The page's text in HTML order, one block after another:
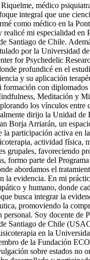
médico
integral que une
como médico en la
realicé mi especialidad en
Santiago de Chile.
por la Universidad
for Psychedelic
profundicé en el
y su aplicación
formación con diplomados
Meditación y
los vínculos entre
dirijo la Unidad de
Borja Arriarán, un
la participación activa en
actividad física,
grupales, favoreciendo
formo parte del
abordamos el
la evidencia. En mi
y humano, donde
busca integrar la
promoviendo la
personal. Soy docente de
Santiago de Chile
en la
de la Fundación
sobre estados no